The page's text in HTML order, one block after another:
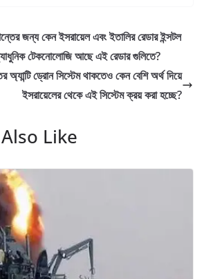
জন্য কেন ইসরায়েল এবং ইতালির রেডার ইন্সটল
টেকনোলোজি আছে এই রেডার গুলিতে?
অ্যান্টি ড্রোন সিস্টেম থাকতেও কেন বেশি অর্থ দিয়ে
ইসরায়েলের থেকে এই সিস্টেম ক্রয় করা হচ্ছে?
Like